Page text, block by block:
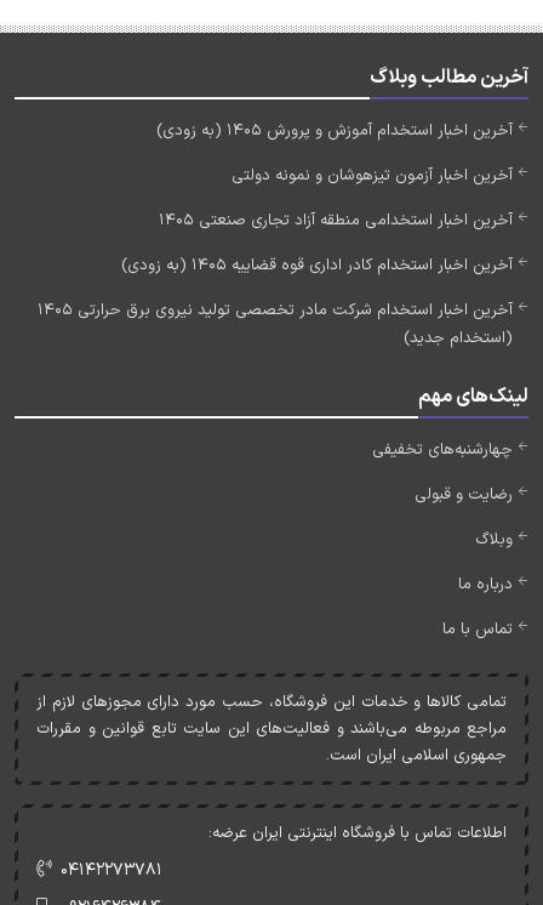
آخرین مطالب وبلاگ
آخرین اخبار استخدام آموزش و پرورش 1405 (به زودی)
آخرین اخبار آزمون تیزهوشان و نمونه دولتی
آخرین اخبار استخدامی منطقه آزاد تجاری صنعتی 1405
آخرین اخبار استخدام کادر اداری قوه قضاییه 1405 (به زودی)
آخرین اخبار استخدام شرکت مادر تخصصی تولید نیروی برق حرارتی 1405
(استخدام جدید)
لینک‌های مهم
چهارشنبه‌های تخفیفی
رضایت و قبولی
وبلاگ
درباره ما
تماس با ما
تمامی کالاها و خدمات اين فروشگاه، حسب مورد دارای مجوزهای لازم از
مراجع مربوطه می‌باشند و فعاليت‌های اين سايت تابع قوانين و مقررات
جمهوری اسلامی ايران است.
اطلاعات تماس با فروشگاه اینترنتی ایران عرضه:
۰۴۱۴۲۲۷۳۷۸۱